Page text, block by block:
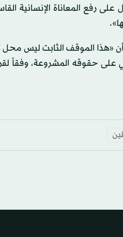
على رفع المعاناة
«هذا الموقف الثابت ليس محل
حقوقه المشروعة، وفقاً